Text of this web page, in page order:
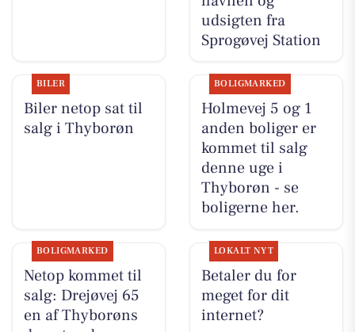
udsigten fra
Sprogøvej Station
BILER
Biler netop sat til
salg i Thyborøn
BOLIGMARKED
Holmevej 5 og 1
anden boliger er
kommet til salg
denne uge i
Thyborøn - se
boligerne her.
BOLIGMARKED
Netop kommet til
salg: Drejøvej 65
en af Thyborøns
LOKALT NYT
Betaler du for
meget for dit
internet?